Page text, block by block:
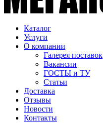
Каталог
Услуги
О компании
Галерея поставок
Вакансии
ГОСТЫ и ТУ
Статьи
Доставка
Отзывы
Новости
Контакты